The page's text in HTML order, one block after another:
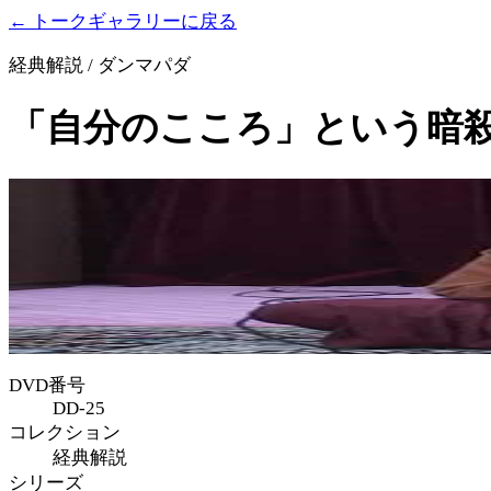
← トークギャラリーに戻る
経典解説 / ダンマパダ
「自分のこころ」という暗
DVD番号
DD-25
コレクション
経典解説
シリーズ